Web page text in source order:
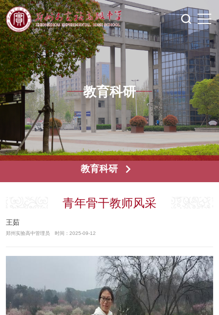
教育科研
教育科研
青年骨干教师风采
王茹
郑州实验高中管理员 时间：2025-09-12